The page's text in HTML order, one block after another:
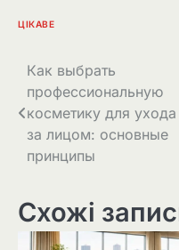
ЦІКАВЕ
Навігація
записів
Как выбрать
профессиональную
косметику для ухода
за лицом: основные
принципы
Схожі